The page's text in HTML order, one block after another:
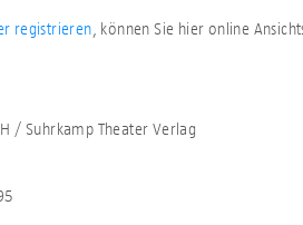
registrieren , können Sie hier online
/ Suhrkamp Theater Verlag